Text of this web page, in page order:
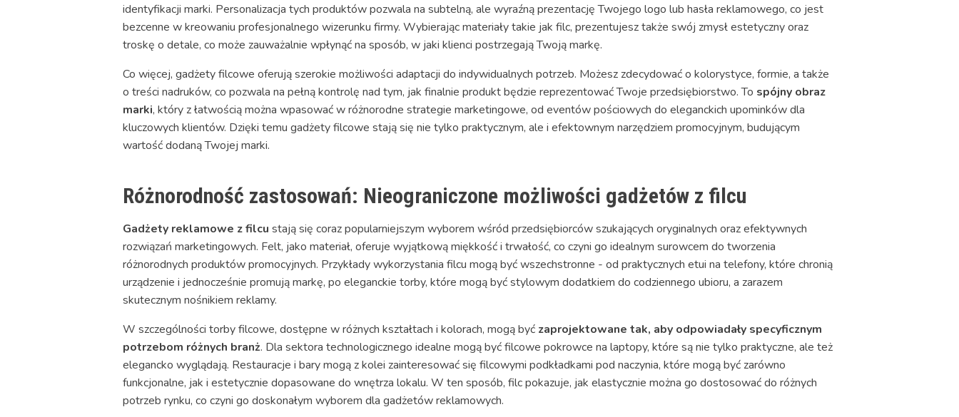
identyfikacji marki. Personalizacja tych produktów pozwala na subtelną, ale wyraźną prezentację Twojego logo lub hasła reklamowego, co jest
bezcenne w kreowaniu profesjonalnego wizerunku firmy. Wybierając materiały takie jak filc, prezentujesz także swój zmysł estetyczny oraz
troskę o detale, co może zauważalnie wpłynąć na sposób, w jaki klienci postrzegają Twoją markę.
Co więcej, gadżety filcowe oferują szerokie możliwości adaptacji do indywidualnych potrzeb. Możesz zdecydować o kolorystyce, formie, a także
o treści nadruków, co pozwala na pełną kontrolę nad tym, jak finalnie produkt będzie reprezentować Twoje przedsiębiorstwo. To spójny obraz
marki, który z łatwością można wpasować w różnorodne strategie marketingowe, od eventów pościowych do eleganckich upominków dla
kluczowych klientów. Dzięki temu gadżety filcowe stają się nie tylko praktycznym, ale i efektownym narzędziem promocyjnym, budującym
wartość dodaną Twojej marki.
Różnorodność zastosowań: Nieograniczone możliwości gadżetów z filcu
Gadżety reklamowe z filcu stają się coraz popularniejszym wyborem wśród przedsiębiorców szukających oryginalnych oraz efektywnych
rozwiązań marketingowych. Felt, jako materiał, oferuje wyjątkową miękkość i trwałość, co czyni go idealnym surowcem do tworzenia
różnorodnych produktów promocyjnych. Przykłady wykorzystania filcu mogą być wszechstronne - od praktycznych etui na telefony, które chronią
urządzenie i jednocześnie promują markę, po eleganckie torby, które mogą być stylowym dodatkiem do codziennego ubioru, a zarazem
skutecznym nośnikiem reklamy.
W szczególności torby filcowe, dostępne w różnych kształtach i kolorach, mogą być zaprojektowane tak, aby odpowiadały specyficznym
potrzebom różnych branż. Dla sektora technologicznego idealne mogą być filcowe pokrowce na laptopy, które są nie tylko praktyczne, ale też
elegancko wyglądają. Restauracje i bary mogą z kolei zainteresować się filcowymi podkładkami pod naczynia, które mogą być zarówno
funkcjonalne, jak i estetycznie dopasowane do wnętrza lokalu. W ten sposób, filc pokazuje, jak elastycznie można go dostosować do różnych
potrzeb rynku, co czyni go doskonałym wyborem dla gadżetów reklamowych.